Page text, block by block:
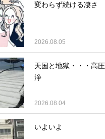
変わらず続ける凄さ
2026.08.05
天国と地獄・・・高
浄
2026.08.04
いよいよ